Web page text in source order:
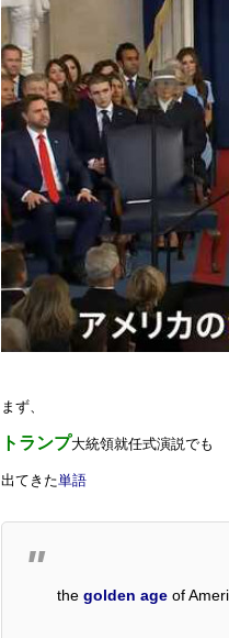
まず、
トランプ大統領就任式演説でも
出てきた単語
the golden age of